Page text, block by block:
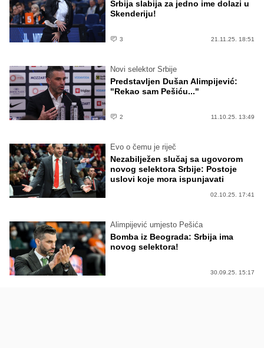
Srbija slabija za jedno ime dolazi u
Skenderiju!
3 21.11.25. 18:51
Novi selektor Srbije
Predstavljen Dušan Alimpijević:
"Rekao sam Pešiću..."
2 11.10.25. 13:49
Evo o čemu je riječ
Nezabilježen slučaj sa ugovorom
novog selektora Srbije: Postoje
uslovi koje mora ispunjavati
02.10.25. 17:41
Alimpijević umjesto Pešića
Bomba iz Beograda: Srbija ima
novog selektora!
30.09.25. 15:17